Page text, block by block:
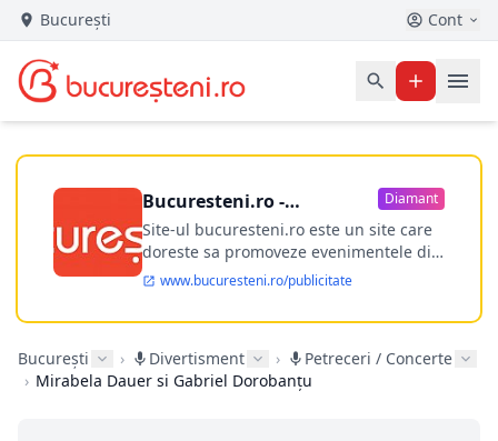
București Cont
Bucuresteni.ro -
publicitate online
Diamant
Site-ul bucuresteni.ro este un site care
doreste sa promoveze evenimentele din
Bucuresti si nu numai, sa puna la
dispozitia utilizatorului cea mai
performanta harta electronica a
ofere posibilitatea firmel...
www.bucuresteni.ro/publicitate
București › Divertisment ›
Petreceri / Concerte
› Mirabela Dauer si Gabriel Dorobanțu